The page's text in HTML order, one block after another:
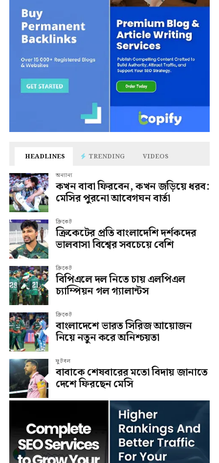
HEADLINES TRENDING VIDEOS
অন্যান্য
কখন বাবা ফিরবেন, কখন জড়িয়ে ধরব:
মেসির পুরনো আবেগঘন বার্তা
ক্রিকেট
ক্রিকেটের প্রতি বাংলাদেশি দর্শকদের
ভালবাসা বিশ্বের সবচেয়ে বেশি
ক্রিকেট
বিপিএলে দল নিতে চায় এলপিএল
চ্যাম্পিয়ন গল গ্যালান্টস
ক্রিকেট
বাংলাদেশে ভারত সিরিজ আয়োজন
নিয়ে নতুন করে অনিশ্চয়তা
ফুটবল
বাবাকে শেষবারের মতো বিদায় জানাতে
দেশে ফিরছেন মেসি